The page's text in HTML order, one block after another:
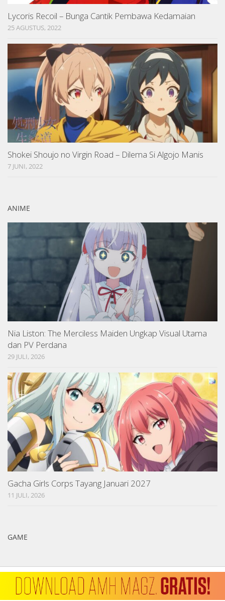
Lycoris Recoil – Bunga Cantik Pembawa Kedamaian
25 AGUSTUS, 2022
Shokei Shoujo no Virgin Road – Dilema Si Algojo Manis
7 JUNI, 2022
ANIME
Nia Liston: The Merciless Maiden Ungkap Visual Utama
dan PV Perdana
29 JULI, 2026
Gacha Girls Corps Tayang Januari 2027
11 JULI, 2026
GAME